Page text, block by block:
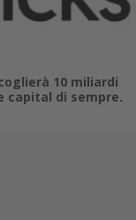
10 miliardi
capital di sempre.